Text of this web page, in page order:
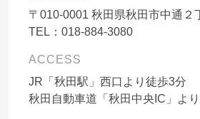
〒010-0001 秋田県秋田市中通２
TEL：018-884-3080
ACCESS
JR「秋田駅」西口より徒歩3分
秋田自動車道「秋田中央IC」よ